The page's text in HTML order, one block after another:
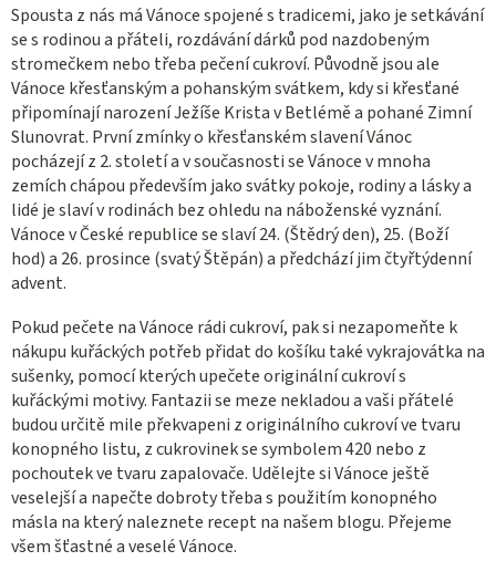
í
p
r
v
k
y
v
ý
p
i
n
í
Spousta z nás má Vánoce spojené s tradicemi, jako je setkávání
se s rodinou a přáteli, rozdávání dárků pod nazdobeným
stromečkem nebo třeba pečení cukroví. Původně jsou ale
Vánoce křesťanským a pohanským svátkem, kdy si křesťané
připomínají narození Ježíše Kristav Betléměa pohané Zimní
Slunovrat. První zmínky o křesťanském slavení Vánoc
pocházejí z 2. století a v současnosti se Vánoce v mnoha
zemích chápou především jako svátky pokoje, rodiny a lásky a
lidé je slaví v rodinách bez ohledu na náboženské vyznání.
Vánoce v České republice se slaví 24. (Štědrý den), 25. (Boží
hod) a 26. prosince (svatý Štěpán) a předchází jim čtyřtýdenní
advent.
Pokud pečete na Vánoce rádi cukroví, pak si nezapomeňte k
nákupu kuřáckých potřeb přidat do košíku také vykrajovátka na
sušenky, pomocí kterých upečete originální cukroví s
kuřáckými motivy. Fantazii se meze nekladou a vaši přátelé
budou určitě mile překvapeni z originálního cukroví ve tvaru
konopného listu, z cukrovinek se symbolem 420 nebo z
pochoutek ve tvaru zapalovače. Udělejte si Vánoce ještě
veselejší a napečte dobroty třeba s použitím konopného
másla na který naleznete recept na našem blogu. Přejeme
všem šťastné a veselé Vánoce.